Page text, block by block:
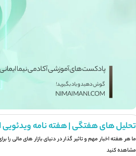
تحلیل های هفتگی | هفته نامه
ما هر هفته اخبار مهم و تاثیر گذار در دنیای بازار های مالی
مشاهده کنید